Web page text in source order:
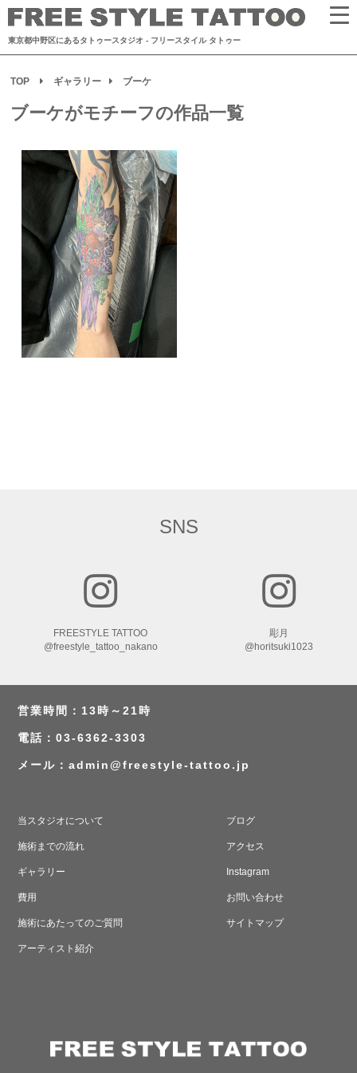
東京都中野区にあるタトゥースタジオ - フリースタイル タトゥー
TOP ギャラリー ブーケ
ブーケがモチーフの作品一覧
SNS
FREESTYLE TATTOO
@freestyle_tattoo_nakano
彫月
@horitsuki1023
営業時間：13時～21時
電話：03-6362-3303
メール：admin@freestyle-tattoo.jp
当スタジオについて ブログ
施術までの流れ アクセス
ギャラリー Instagram
費用 お問い合わせ
施術にあたってのご質問 サイトマップ
アーティスト紹介